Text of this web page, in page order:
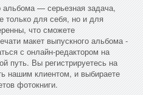
альбома — серьезная задача,
только для себя, но и для
что сможете
макет выпускного альбома -
с онлайн-редактором на
путь. Вы регистрируетесь на
нашим клиентом, и выбираете
фотокниги.